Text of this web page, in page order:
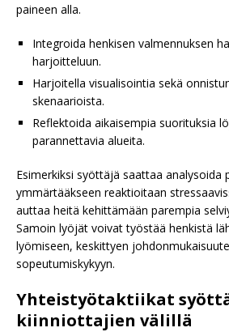
paineen alla.
Integroida henkisen valmennuksen
harjoitteluun.
Harjoitella visualisointia sekä
skenaarioista.
Reflektoida aikaisempia suorituksia
parannettavia alueita.
Esimerkiksi syöttäjä saattaa analysoida
ymmärtääkseen reaktioitaan
auttaa heitä kehittämään parempia
Samoin lyöjät voivat työstää henkistä
lyömiseen, keskittyen
sopeutumiskykyyn.
Yhteistyötaktiikat
kiinniottajien välillä